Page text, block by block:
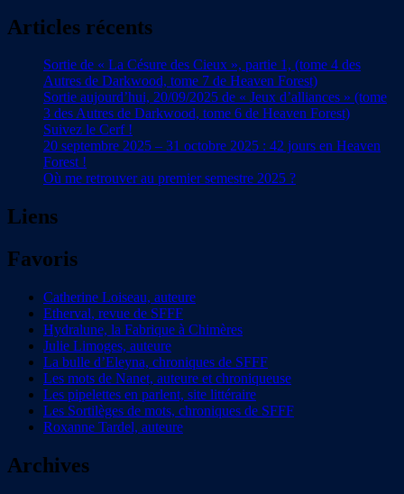
Articles récents
Sortie de « La Césure des Cieux », partie 1, (tome 4 des
Autres de Darkwood, tome 7 de Heaven Forest)
Sortie aujourd’hui, 20/09/2025 de « Jeux d’alliances » (tome
3 des Autres de Darkwood, tome 6 de Heaven Forest)
Suivez le Cerf !
20 septembre 2025 – 31 octobre 2025 : 42 jours en Heaven
Forest !
Où me retrouver au premier semestre 2025 ?
Liens
Favoris
Catherine Loiseau, auteure
Etherval, revue de SFFF
Hydralune, la Fabrique à Chimères
Julie Limoges, auteure
La bulle d’Eleyna, chroniques de SFFF
Les mots de Nanet, auteure et chroniqueuse
Les pipelettes en parlent, site littéraire
Les Sortilèges de mots, chroniques de SFFF
Roxanne Tardel, auteure
Archives